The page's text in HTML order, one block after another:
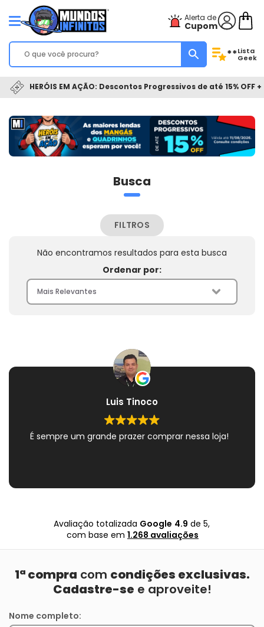
Alerta de
Cupom
**Lista
Geek
HERÓIS EM AÇÃO: Descontos Progressivos de até 15% OFF
Busca
FILTROS
Não encontramos resultados para esta busca
Ordenar por:
Luis Tinoco
É sempre um grande prazer comprar nessa loja!
Avaliação totalizada Google 4.9 de 5,
com base em 1.268 avaliações